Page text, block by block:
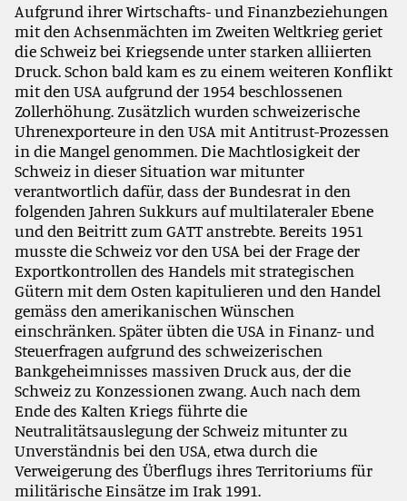
Aufgrund ihrer Wirtschafts- und Finanzbeziehungen
mit den Achsenmächten im Zweiten Weltkrieg geriet
die Schweiz bei Kriegsende unter starken alliierten
Druck. Schon bald kam es zu einem weiteren Konflikt
mit den USA aufgrund der 1954 beschlossenen
Zollerhöhung. Zusätzlich wurden schweizerische
Uhrenexporteure in den USA mit Antitrust-Prozessen
in die Mangel genommen. Die Machtlosigkeit der
Schweiz in dieser Situation war mitunter
verantwortlich dafür, dass der Bundesrat in den
folgenden Jahren Sukkurs auf multilateraler Ebene
und den Beitritt zum GATT anstrebte. Bereits 1951
musste die Schweiz vor den USA bei der Frage der
Exportkontrollen des Handels mit strategischen
Gütern mit dem Osten kapitulieren und den Handel
gemäss den amerikanischen Wünschen
einschränken. Später übten die USA in Finanz- und
Steuerfragen aufgrund des schweizerischen
Bankgeheimnisses massiven Druck aus, der die
Schweiz zu Konzessionen zwang. Auch nach dem
Ende des Kalten Kriegs führte die
Neutralitätsauslegung der Schweiz mitunter zu
Unverständnis bei den USA, etwa durch die
Verweigerung des Überflugs ihres Territoriums für
militärische Einsätze im Irak 1991.